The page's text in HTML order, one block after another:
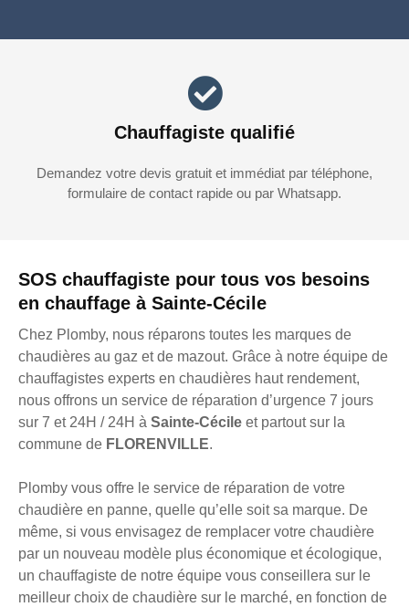
SOS chauffagiste pour tous vos besoins
en chauffage à Sainte-Cécile
Chez Plomby, nous réparons toutes les marques de
chaudières au gaz et de mazout. Grâce à notre équipe de
chauffagistes experts en chaudières haut rendement,
nous offrons un service de réparation d’urgence 7 jours
sur 7 et 24H / 24H à Sainte-Cécile et partout sur la
commune de FLORENVILLE.
Plomby vous offre le service de réparation de votre
chaudière en panne, quelle qu’elle soit sa marque. De
même, si vous envisagez de remplacer votre chaudière
par un nouveau modèle plus économique et écologique,
un chauffagiste de notre équipe vous conseillera sur le
meilleur choix de chaudière sur le marché, en fonction de
Chauffagiste qualifié
Demandez votre devis gratuit et immédiat par téléphone,
formulaire de contact rapide ou par Whatsapp.